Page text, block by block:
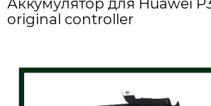
Аккумулятор для Huawei
original controller